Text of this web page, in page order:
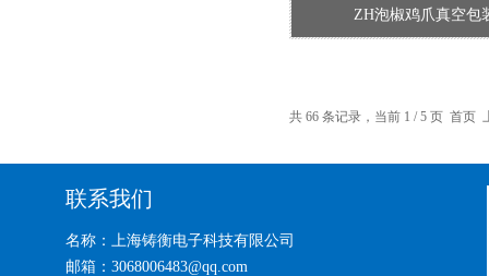
ZH泡椒鸡爪真空包
共 66 条记录，当前 1 / 5 页 首页
联系我们
名称：上海铸衡电子科技有限公司
邮箱：3068006483@qq.com